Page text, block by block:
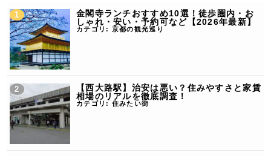
金閣寺ランチおすすめ10選！徒歩圏内・お
しゃれ・安い・予約可など【2026年最新】
カテゴリ: 京都の観光巡り
【西大路駅】治安は悪い？住みやすさと家賃
相場のリアルを徹底調査！
カテゴリ: 住みたい街